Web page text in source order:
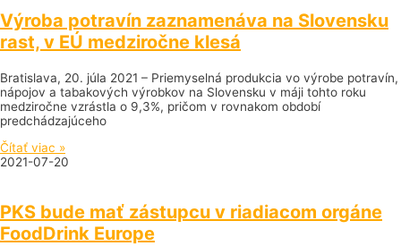
Výroba potravín zaznamenáva na Slovensku
rast, v EÚ medziročne klesá
Bratislava, 20. júla 2021 – Priemyselná produkcia vo výrobe potravín,
nápojov a tabakových výrobkov na Slovensku v máji tohto roku
medziročne vzrástla o 9,3%, pričom v rovnakom období
predchádzajúceho
Čítať viac »
2021-07-20
PKS bude mať zástupcu v riadiacom orgáne
FoodDrink Europe